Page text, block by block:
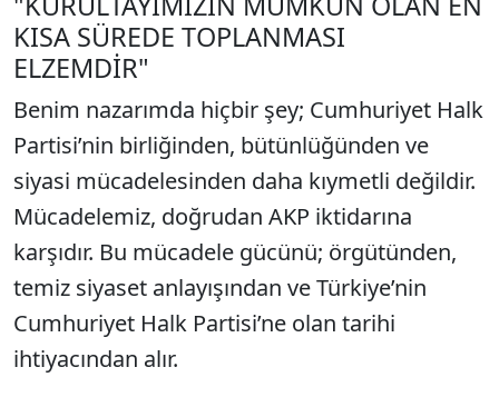
KISA SÜREDE TOPLANMASI
ELZEMDİR"
Benim nazarımda hiçbir şey; Cumhuriyet Halk
Partisi’nin birliğinden, bütünlüğünden ve
siyasi mücadelesinden daha kıymetli değildir.
Mücadelemiz, doğrudan AKP iktidarına
karşıdır. Bu mücadele gücünü; örgütünden,
temiz siyaset anlayışından ve Türkiye’nin
Cumhuriyet Halk Partisi’ne olan tarihi
ihtiyacından alır.